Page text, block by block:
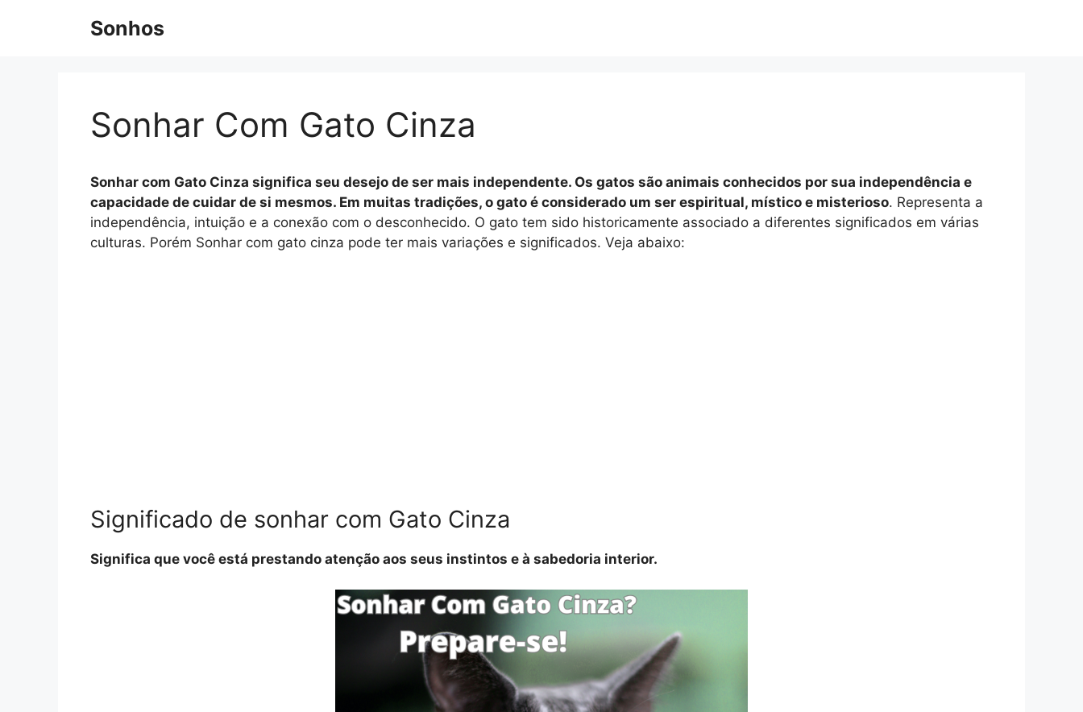
Sonhos
Sonhar Com Gato Cinza
Sonhar com Gato Cinza significa seu desejo de ser mais independente. Os gatos são animais conhecidos por sua independência e
capacidade de cuidar de si mesmos. Em muitas tradições, o gato é considerado um ser espiritual, místico e misterioso. Representa a
independência, intuição e a conexão com o desconhecido. O gato tem sido historicamente associado a diferentes significados em várias
culturas. Porém Sonhar com gato cinza pode ter mais variações e significados. Veja abaixo:
Significado de sonhar com Gato Cinza
Significa que você está prestando atenção aos seus instintos e à sabedoria interior.